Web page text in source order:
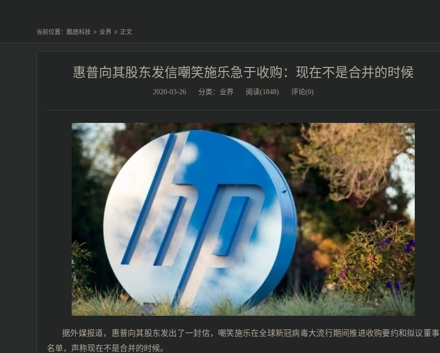
当前位置： 酷居科技 > 业界 > 正文
惠普向其股东发信嘲笑施乐急于收购：现在不是合并的时候
2020-03-26 分类： 业界 阅读(1848) 评论(0)
据外媒报道，惠普向其股东发出了一封信，嘲笑施乐在全球新冠病毒大流行期间推进收购要约和拟议董事
名单，声称现在不是合并的时候。